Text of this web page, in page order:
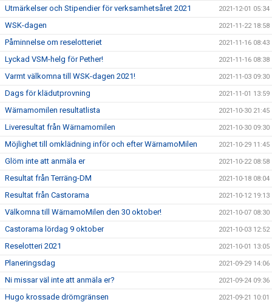
Utmärkelser och Stipendier för verksamhetsåret 2021 2021-12-01 05:34
WSK-dagen 2021-11-22 18:58
Påminnelse om reselotteriet 2021-11-16 08:43
Lyckad VSM-helg för Pether! 2021-11-16 08:38
Varmt välkomna till WSK-dagen 2021! 2021-11-03 09:30
Dags för klädutprovning 2021-11-01 13:59
Wärnamomilen resultatlista 2021-10-30 21:45
Liveresultat från Wärnamomilen 2021-10-30 09:30
Möjlighet till omklädning inför och efter WärnamoMilen 2021-10-29 11:45
Glöm inte att anmäla er 2021-10-22 08:58
Resultat från Terräng-DM 2021-10-18 08:04
Resultat från Castorama 2021-10-12 19:13
Välkomna till WärnamoMilen den 30 oktober! 2021-10-07 08:30
Castorama lördag 9 oktober 2021-10-03 12:52
Reselotteri 2021 2021-10-01 13:05
Planeringsdag 2021-09-29 14:06
Ni missar väl inte att anmäla er? 2021-09-24 09:36
Hugo krossade drömgränsen 2021-09-21 10:01